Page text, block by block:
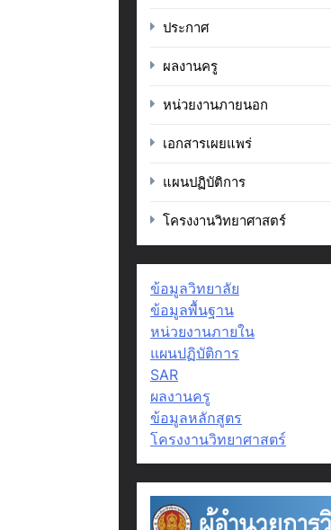
ประกาศ
ผลงานครู
หน่วยงานภายนอก
เอกสารเผยแพร่
แผนปฏิบัติการ
โครงงานวิทยาศาสตร์
ข้อมูลวิทยาลัย
ข้อมูลพื้นฐาน
หน่วยงานภายใน
แผนปฏิบัติการ
SAR
ผลงานครู
ข้อมูลหลักสูตร
โครงงานวิทยาศาสตร์